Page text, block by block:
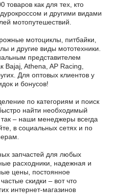
товаров как для тех, кто
и другими видами
мотопутешествий.
мотоциклы, питбайки,
и другие виды мототехники.
представителем
Bajaj, Athena, AP Racing,
Для оптовых клиентов у
и бонусов!
по категориям и поиск
найти необходимый
– наши менеджеры всегда
в социальных сетях и по
запчастей для любых
расходники, надежная и
цены, постоянное
скидки – вот что
интернет-магазинов